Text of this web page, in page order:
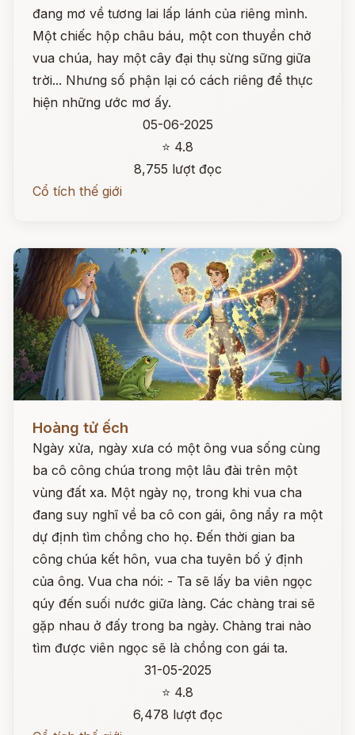
đang mơ về tương lai lấp lánh của riêng mình.
Một chiếc hộp châu báu, một con thuyền chở
vua chúa, hay một cây đại thụ sừng sững giữa
trời... Nhưng số phận lại có cách riêng để thực
hiện những ước mơ ấy.
05-06-2025
⭐ 4.8
8,755 lượt đọc
Cổ tích thế giới
Hoàng tử ếch
Ngày xửa, ngày xưa có một ông vua sống cùng
ba cô công chúa trong một lâu đài trên một
vùng đất xa. Một ngày nọ, trong khi vua cha
đang suy nghĩ về ba cô con gái, ông nẩy ra một
dự định tìm chồng cho họ. Đến thời gian ba
công chúa kết hôn, vua cha tuyên bố ý định
của ông. Vua cha nói: - Ta sẽ lấy ba viên ngọc
qúy đến suối nước giữa làng. Các chàng trai sẽ
gặp nhau ở đấy trong ba ngày. Chàng trai nào
tìm được viên ngọc sẽ là chồng con gái ta.
31-05-2025
⭐ 4.8
6,478 lượt đọc